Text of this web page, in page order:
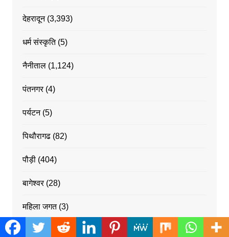
देहरादून(3,393)
धर्म संस्कृति(5)
नैनीताल(1,124)
पंतनगर(4)
पर्यटन(5)
पिथौरागढ(82)
पौड़ी(404)
बागेश्वर(28)
महिला जगत(3)
राजनीति (2)